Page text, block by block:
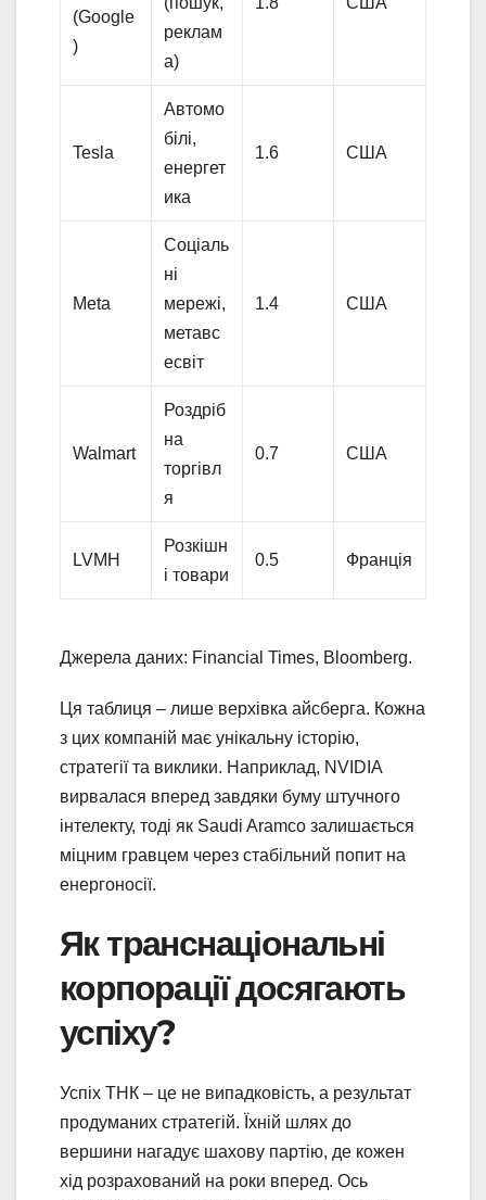
(Google
)
реклам
а)
Tesla
Автомо
білі,
енергет
ика
1.6 США
Meta
Соціаль
ні
мережі,
метавс
есвіт
1.4 США
Walmart
Роздріб
на
торгівл
я
0.7 США
LVMH
Розкішн
і товари
0.5 Франція
Джерела даних: Financial Times, Bloomberg.
Ця таблиця – лише верхівка айсберга. Кожна
з цих компаній має унікальну історію,
стратегії та виклики. Наприклад, NVIDIA
вирвалася вперед завдяки буму штучного
інтелекту, тоді як Saudi Aramco залишається
міцним гравцем через стабільний попит на
енергоносії.
Як транснаціональні
корпорації досягають
успіху?
Успіх ТНК – це не випадковість, а результат
продуманих стратегій. Їхній шлях до
вершини нагадує шахову партію, де кожен
хід розрахований на роки вперед. Ось